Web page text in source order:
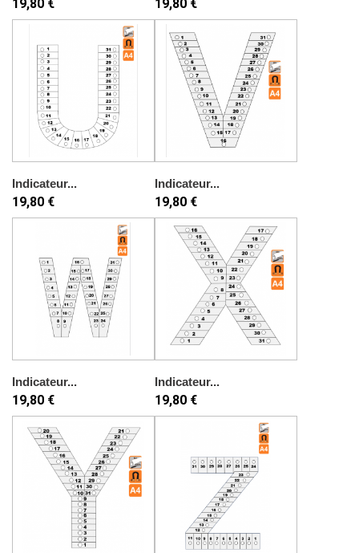
19,80 € 19,80 €
Indicateur...
19,80 €
Indicateur...
19,80 €
Indicateur...
19,80 €
Indicateur...
19,80 €